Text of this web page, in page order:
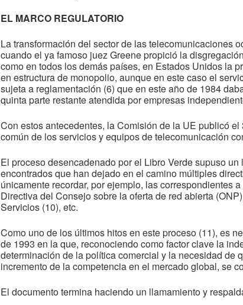
EL MARCO REGULATORIO
La transformación del sector de las telecomunicaciones
cuando el ya famoso juez Greene propició la
como en todos los demás países, en Estados Unidos la
en estructura de monopolio, aunque en este caso el
sujeta a reglamentación (6) que en este año de 1984
quinta parte restante atendida por empresas
Con estos antecedentes, la Comisión de la UE publicó
común de los servicios y equipos de telecomunicación
El proceso desencadenado por el Libro Verde supuso
encontrados que han dejado en el camino múltiples
únicamente recordar, por ejemplo, las correspondientes
Directiva del Consejo sobre la oferta de red abierta
Servicios (10), etc.
Como uno de los últimos hitos en este proceso (11), es
de 1993 en la que, reconociendo como factor clave la
determinación de la política comercial y la necesidad de
incremento de la competencia en el mercado global, se
El documento termina haciendo un llamamiento y